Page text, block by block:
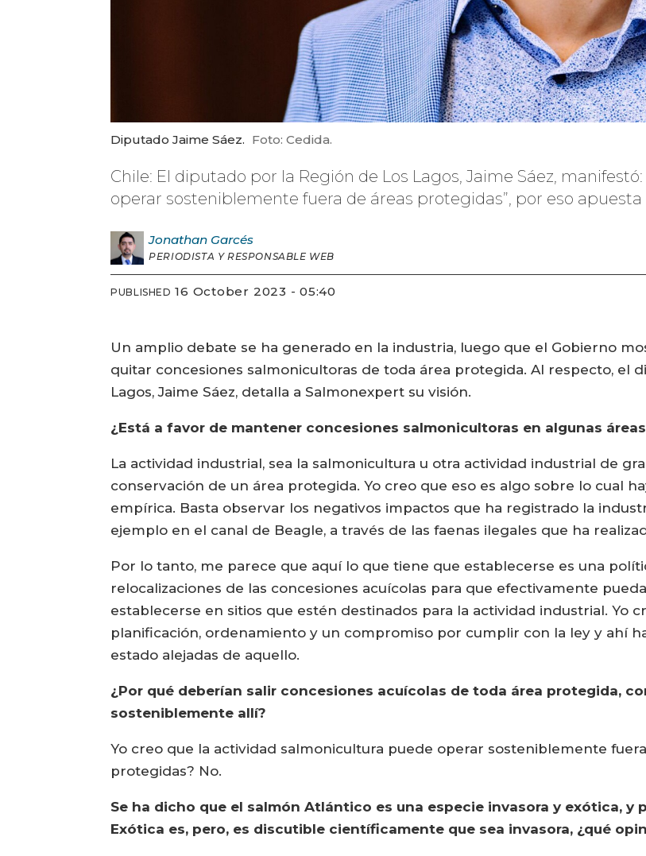
Diputado Jaime Sáez. Foto: Cedida.
Chile: El diputado por la Región de Los Lagos, Jaime Sáez,
operar sosteniblemente fuera de áreas protegidas”, por eso apuesta
Jonathan Garcés
PERIODISTA Y RESPONSABLE WEB
PUBLISHED 16 October 2023 - 05:40
Un amplio debate se ha generado en la industria, luego que el Gobierno
quitar concesiones salmonicultoras de toda área protegida. Al respecto, el
Lagos, Jaime Sáez, detalla a Salmonexpert su visión.
¿Está a favor de mantener concesiones salmonicultoras en algunas
La actividad industrial, sea la salmonicultura u otra actividad industrial de
conservación de un área protegida. Yo creo que eso es algo sobre lo cual
empírica. Basta observar los negativos impactos que ha registrado la
ejemplo en el canal de Beagle, a través de las faenas ilegales que ha
Por lo tanto, me parece que aquí lo que tiene que establecerse es una
relocalizaciones de las concesiones acuícolas para que efectivamente
establecerse en sitios que estén destinados para la actividad industrial. Yo
planificación, ordenamiento y un compromiso por cumplir con la ley y ahí
estado alejadas de aquello.
¿Por qué deberían salir concesiones acuícolas de toda área protegida,
sosteniblemente allí?
Yo creo que la actividad salmonicultura puede operar sosteniblemente
protegidas? No.
Se ha dicho que el salmón Atlántico es una especie invasora y exótica, y
Exótica es, pero, es discutible científicamente que sea invasora, ¿qué